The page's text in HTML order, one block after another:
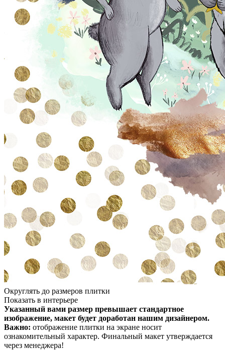
Округлять до размеров плитки
Показать в интерьере
Указанный вами размер превышает стандартное
изображение, макет будет доработан нашим дизайнером.
Важно: отображение плитки на экране носит
ознакомительный характер. Финальный макет утверждается
через менеджера!